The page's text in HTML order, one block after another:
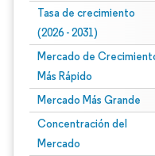
Tasa de crecimiento
(2026 - 2031)
Mercado de
Más Rápido
Mercado Más Grande
Concentración del
Mercado